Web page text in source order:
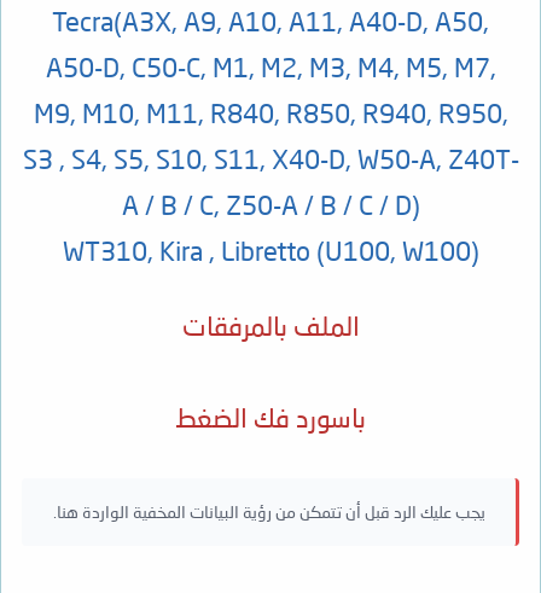
Tecra(A3X, A9, A10, A11, A40-D, A50,
A50-D, C50-C, M1, M2, M3, M4, M5, M7,
M9, M10, M11, R840, R850, R940, R950,
S3 , S4, S5, S10, S11, X40-D, W50-A, Z40T-
A / B / C, Z50-A / B / C / D)
WT310, Kira , Libretto (U100, W100)
الملف بالمرفقات
باسورد فك الضغط
يجب عليك الرد قبل أن تتمكن من رؤية البيانات المخفية الواردة هنا.